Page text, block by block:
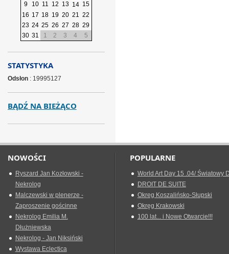
9
10 11 12 13 14 15
16 17 18 19 20 21 22
23 24 25 26 27 28 29
30 31 1 2 3 4 5
STATYSTYKA
Odsłon: 19995127
BĄDŹ NA BIEŻĄCO
NOWOŚCI
Ryszard Jan Kozłowski -
Nekrolog
Malczewski w plenerze -
Zaproszenie gościnne
Nekrolog Emilia M.
Dłużniewska
Nekrolog - Jan Niksiński
Wystawa Eclectica
POPULARNE
World Art Day 15 .04/ Światowy
DROIT DE SUITE
Okreg Koszalińsko-Słupski
Okręg Krakowski
100 lat... i Nowe Otwarcie!!!